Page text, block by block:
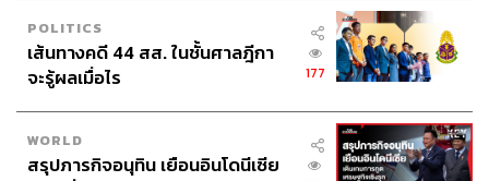
POLITICS
เส้นทางคดี 44 สส. ในชั้นศาลฎีกา
จะรู้ผลเมื่อไร
177
WORLD
สรุปภารกิจอนุทิน เยือนอินโดนีเซีย